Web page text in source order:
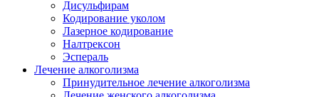
Дисульфирам
Кодирование уколом
Лазерное кодирование
Налтрексон
Эспераль
Лечение алкоголизма
Принудительное лечение алкоголизма